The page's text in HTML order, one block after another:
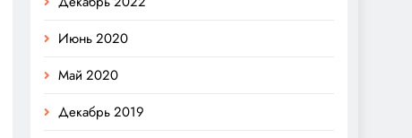
Июнь 2020
Май 2020
Декабрь 2019